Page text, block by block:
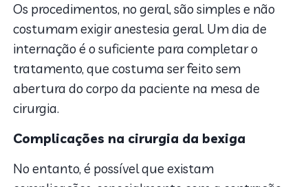
Os procedimentos, no geral, são simples e não
costumam exigir anestesia geral. Um dia de
internação é o suficiente para completar o
tratamento, que costuma ser feito sem
abertura do corpo da paciente na mesa de
cirurgia.
Complicações na cirurgia da bexiga
No entanto, é possível que existam